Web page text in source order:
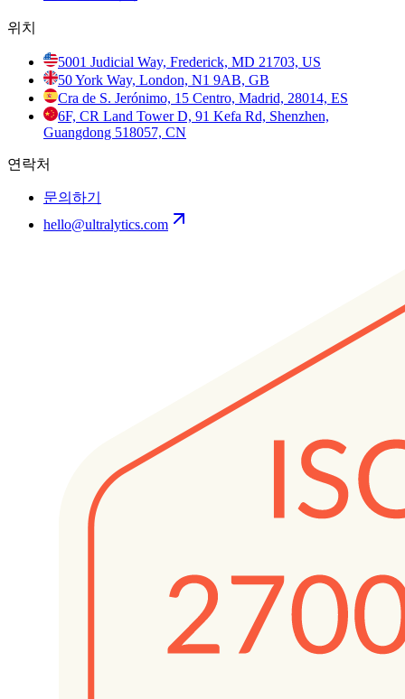
위치
5001 Judicial Way, Frederick, MD 21703, US
50 York Way, London, N1 9AB, GB
Cra de S. Jerónimo, 15 Centro, Madrid, 28014, ES
6F, CR Land Tower D, 91 Kefa Rd, Shenzhen,
Guangdong 518057, CN
연락처
문의하기
hello@ultralytics.com